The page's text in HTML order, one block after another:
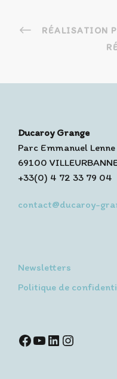
RÉALISATION
Ducaroy Grange
Parc Emmanuel
69100
+33(0) 4 72 33 79 04
contact@ducaroy-
Newsletters
Politique de
Facebook YouTube LinkedIn Instagram